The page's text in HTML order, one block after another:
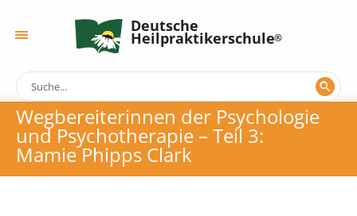
Deutsche
Heilpraktikerschule
Wegbereiterinnen der Psychologie
und Psychotherapie – Teil 3:
Mamie Phipps Clark